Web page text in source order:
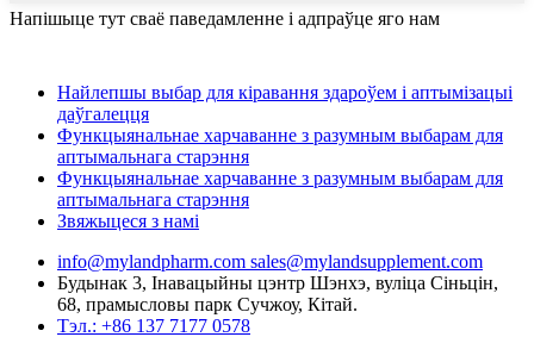
Напішыце тут сваё паведамленне і адпраўце яго нам
Найлепшы выбар для кіравання здароўем і аптымізацыі
даўгалецця
Функцыянальнае харчаванне з разумным выбарам для
аптымальнага старэння
Функцыянальнае харчаванне з разумным выбарам для
аптымальнага старэння
Звяжыцеся з намі
info@mylandpharm.com sales@mylandsupplement.com
Будынак 3, Інавацыйны цэнтр Шэнхэ, вуліца Сіньцін,
68, прамысловы парк Сучжоу, Кітай.
Тэл.: +86 137 7177 0578